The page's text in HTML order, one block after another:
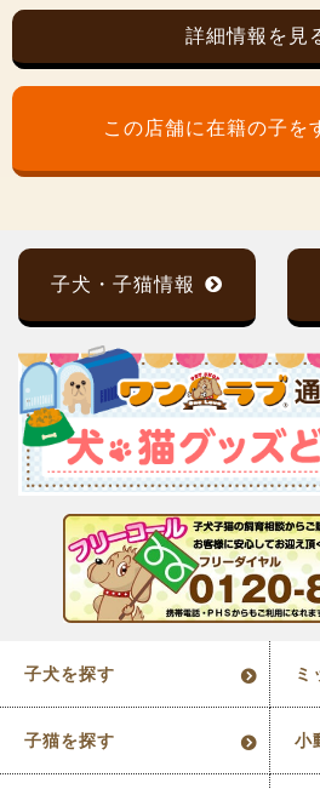
詳細情報を見
この店舗に在籍の子を
子犬・子猫情報
子犬を探す ミ
子猫を探す 小